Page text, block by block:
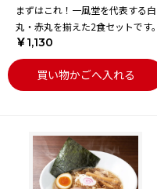
まずはこれ！一風堂を代表する白
丸・赤丸を揃えた2食セットです。
￥1,130
買い物かごへ入れる